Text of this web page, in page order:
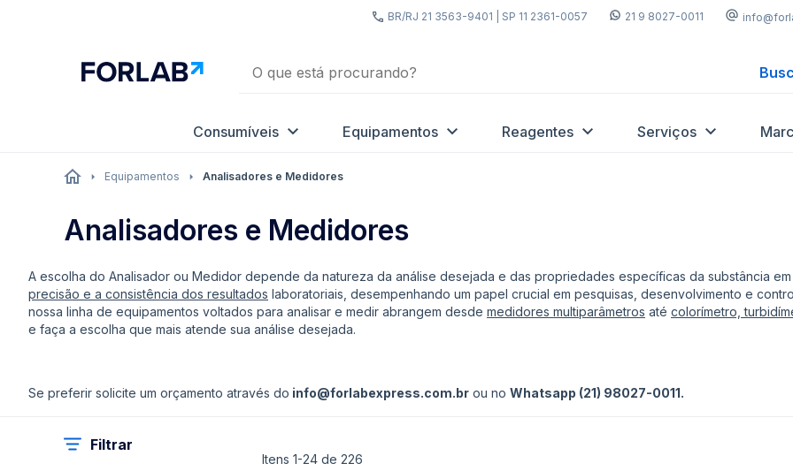
BR/RJ 21 3563-9401 | SP 11 2361-0057 21 9 8027-0011
Consumíveis Equipamentos Reagentes Serviços
Equipamentos Analisadores e Medidores
Analisadores e Medidores
A escolha do Analisador ou Medidor depende da natureza da análise desejada e das propriedades específicas da substância
precisão e a consistência dos resultados laboratoriais, desempenhando um papel crucial em pesquisas, desenvolvimento e
nossa linha de equipamentos voltados para analisar e medir abrangem desde medidores multiparâmetros até colorímetro,
e faça a escolha que mais atende sua análise desejada.
Se preferir solicite um orçamento através do info@forlabexpress.com.br ou no Whatsapp (21) 98027-0011.
Itens 1-24 de 226
Filtrar